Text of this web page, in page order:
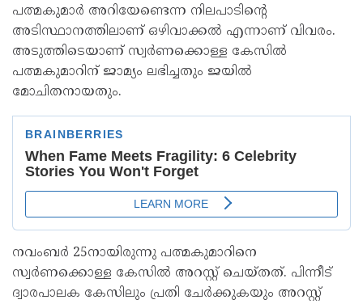
പത്മകുമാർ അറിയേണ്ടെന്ന നിലപാടിന്‍റെ
അടിസ്ഥാനത്തിലാണ് ഒഴിവാക്കൽ എന്നാണ് വിവരം.
അടുത്തിടെയാണ് സ്വർണക്കൊള്ള കേസിൽ
പത്മകുമാറിന് ജാമ‍്യം ലഭിച്ചതും ജയിൽ
മോചിതനായതും.
നവംബർ 25നായിരുന്നു പത്മകുമാറിനെ
സ്വർണക്കൊള്ള കേസിൽ അറസ്റ്റ് ചെയ്തത്. പിന്നീട്
ദ്വാരപാലക കേസിലും പ്രതി ചേർക്കുകയും അറസ്റ്റ്